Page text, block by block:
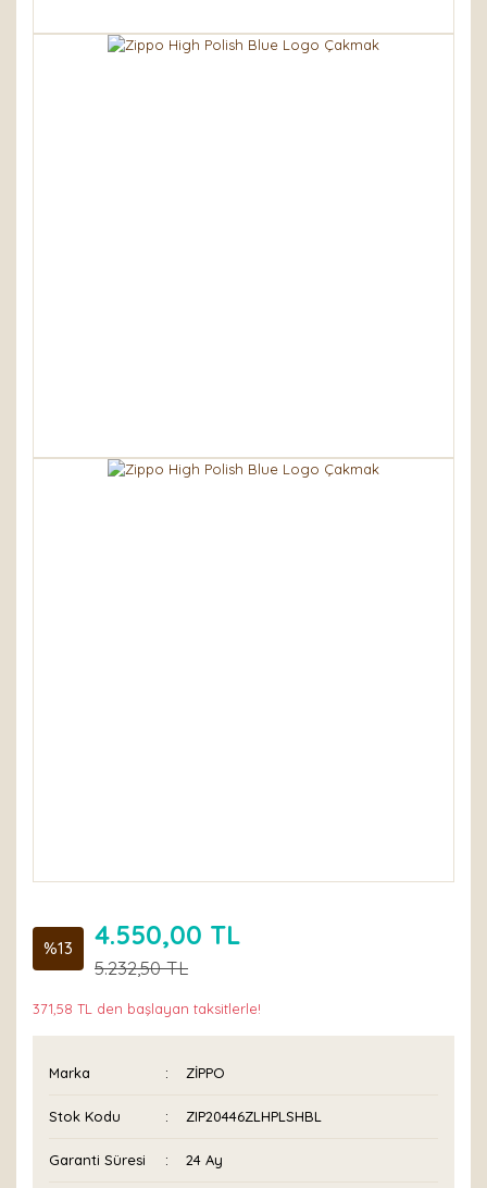
%13 4.550,00 TL
5.232,50 TL
371,58 TL den başlayan taksitlerle!
Marka ZİPPO
Stok Kodu ZIP20446ZLHPLSHBL
Garanti Süresi 24 Ay